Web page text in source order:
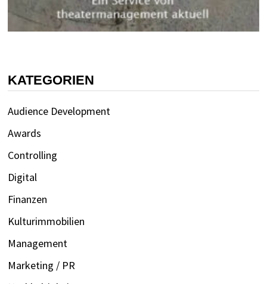
KATEGORIEN
Audience Development
Awards
Controlling
Digital
Finanzen
Kulturimmobilien
Management
Marketing / PR